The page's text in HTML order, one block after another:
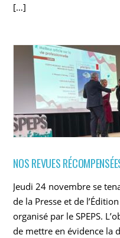
[…]
NOS REVUES
Jeudi 24 novembre se
de la Presse et de
organisé par le SPEPS.
de mettre en évidence la